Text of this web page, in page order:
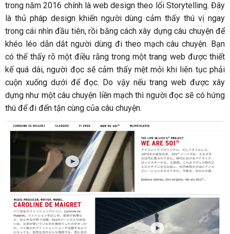
trong năm 2016 chính là web design theo lối Storytelling. Đây
là thủ pháp design khiến người dùng cảm thấy thú vị ngay
trong cái nhìn đầu tiên, rồi bằng cách xây dựng câu chuyện để
khéo léo dẫn dắt người dùng đi theo mạch câu chuyện. Bạn
có thể thấy rõ một điều rằng trong một trang web được thiết
kế quá dài, người đọc sẽ cảm thấy mệt mỏi khi liên tục phải
cuộn xuống dưới để đọc. Do vậy nếu trang web được xây
dựng như một câu chuyện liền mạch thì người đọc sẽ có hứng
thú để đi đến tận cùng của câu chuyện.